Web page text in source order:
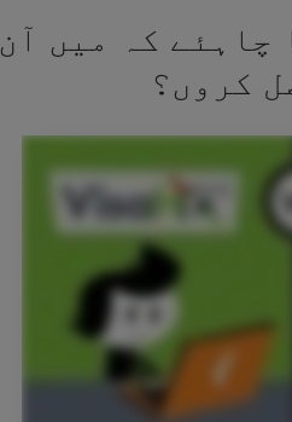
چاہئے کہ میں آن
کروں؟